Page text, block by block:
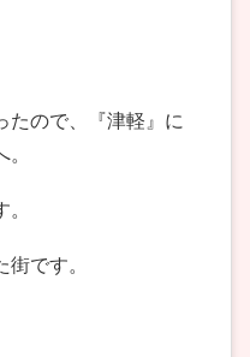
たので、『津軽』に
です。